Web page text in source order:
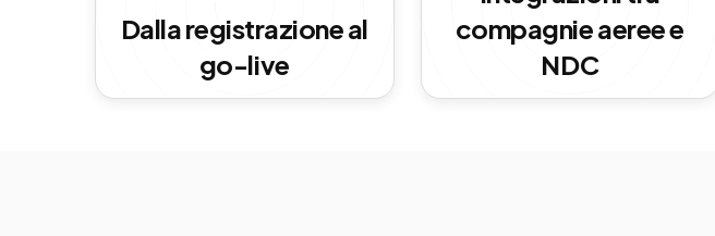
Dalla registrazione al
go-live
compagnie aeree e
NDC